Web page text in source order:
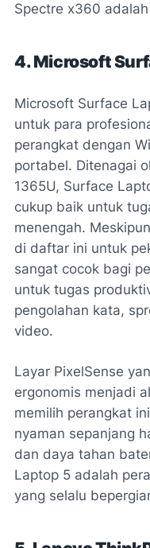
Spectre x360
4. Microsoft
Microsoft Surface
untuk para
perangkat dengan
portabel. Ditenagai
1365U, Surface
cukup baik untuk
menengah.
di daftar ini untuk
sangat cocok bagi
untuk tugas
pengolahan kata,
video.
Layar PixelSense
ergonomis menjadi
memilih perangkat
nyaman sepanjang
dan daya tahan
Laptop 5 adalah
yang selalu